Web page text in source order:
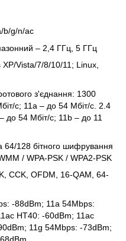
b/g/n/ac
– 2,4 ГГц, 5 ГГц
XP/Vista/7/8/10/11; Linux,
з'єднання: 1300
с; 11a – до 54 Мбіт/с. 2.4
до 54 Мбіт/с; 11b – до 11
64/128 бітного шифрування
/ WPA-PSK / WPA2-PSK
CCK, OFDM, 16-QAM, 64-
-88dBm; 11a 54Mbps:
HT40: -60dBm; 11ac
11g 54Mbps: -73dBm;